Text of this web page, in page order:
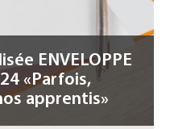
ENVELOPPE
«Parfois,
apprentis»